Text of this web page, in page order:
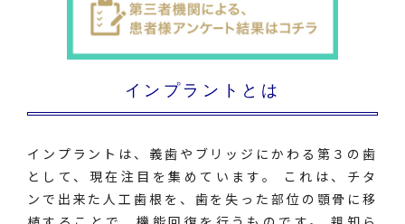
インプラントとは
インプラントは、義歯やブリッジにかわる第３の歯
として、現在注目を集めています。 これは、チタ
ンで出来た人工歯根を、歯を失った部位の顎骨に移